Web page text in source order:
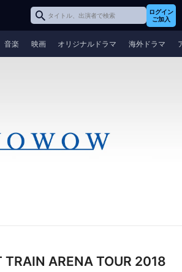
ログイン
ご加入
音楽 映画 オリジナルドラマ 海外ドラマ
TRAIN ARENA TOUR 2018